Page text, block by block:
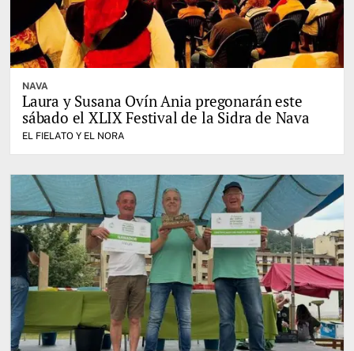
NAVA
Laura y Susana Ovín Ania pregonarán este
sábado el XLIX Festival de la Sidra de Nava
EL FIELATO Y EL NORA